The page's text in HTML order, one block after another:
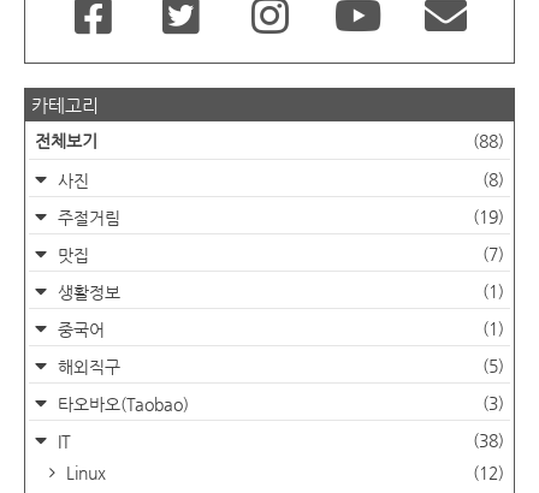
카테고리
전체보기 (88)
사진
(8)
주절거림
(19)
맛집
(7)
생활정보
(1)
중국어
(1)
해외직구
(5)
타오바오(Taobao)
(3)
IT
(38)
Linux
(12)